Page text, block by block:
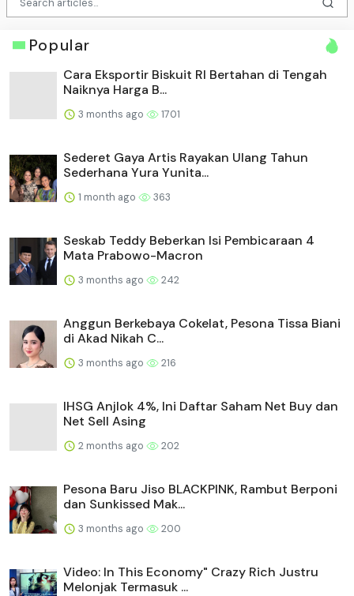
Popular
Cara Eksportir Biskuit RI Bertahan di Tengah
Naiknya Harga B...
3 months ago 1701
Sederet Gaya Artis Rayakan Ulang Tahun
Sederhana Yura Yunita...
1 month ago 363
Seskab Teddy Beberkan Isi Pembicaraan 4
Mata Prabowo-Macron
3 months ago 242
Anggun Berkebaya Cokelat, Pesona Tissa Biani
di Akad Nikah C...
3 months ago 216
IHSG Anjlok 4%, Ini Daftar Saham Net Buy dan
Net Sell Asing
2 months ago 202
Pesona Baru Jiso BLACKPINK, Rambut Berponi
dan Sunkissed Mak...
3 months ago 200
Video: In This Economy" Crazy Rich Justru
Melonjak Termasuk ...